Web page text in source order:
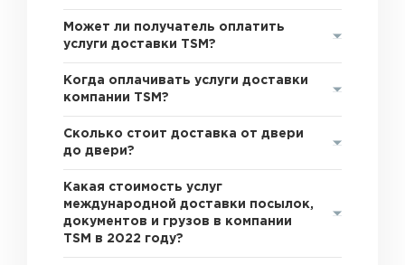
Может ли получатель оплатить
услуги доставки TSM?
Когда оплачивать услуги доставки
компании TSM?
Сколько стоит доставка от двери
до двери?
Какая стоимость услуг
международной доставки посылок,
документов и грузов в компании
TSM в 2022 году?